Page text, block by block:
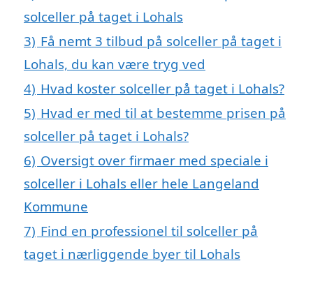
solceller på taget i Lohals
3) Få nemt 3 tilbud på solceller på taget i
Lohals, du kan være tryg ved
4) Hvad koster solceller på taget i Lohals?
5) Hvad er med til at bestemme prisen på
solceller på taget i Lohals?
6) Oversigt over firmaer med speciale i
solceller i Lohals eller hele Langeland
Kommune
7) Find en professionel til solceller på
taget i nærliggende byer til Lohals